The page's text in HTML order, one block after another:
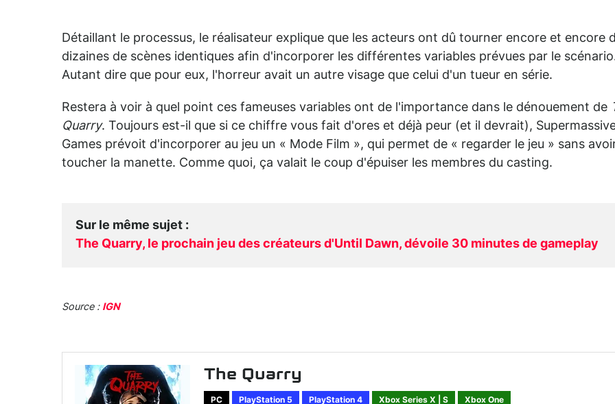
Détaillant le processus, le réalisateur explique que les acteurs ont dû tourner encore et encore
dizaines de scènes identiques afin d'incorporer les différentes variables prévues par le
Autant dire que pour eux, l'horreur avait un autre visage que celui d'un tueur en série.
Restera à voir à quel point ces fameuses variables ont de l'importance dans le dénouement de
Quarry. Toujours est-il que si ce chiffre vous fait d'ores et déjà peur (et il devrait),
Games prévoit d'incorporer au jeu un « Mode Film », qui permet de « regarder le jeu » sans
toucher la manette. Comme quoi, ça valait le coup d'épuiser les membres du casting.
Sur le même sujet :
The Quarry, le prochain jeu des créateurs d'Until Dawn, dévoile 30 minutes de gameplay
Source : IGN
The Quarry
PC PlayStation 5 PlayStation 4 Xbox Series X | S Xbox One